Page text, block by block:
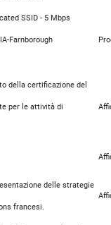
SSID - 5 Mbps
Farnborough
della certificazione del
per le attività di
delle strategie
francesi.